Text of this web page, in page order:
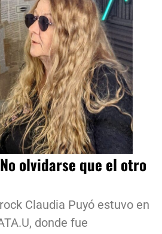
olvidarse que el otro
Claudia Puyó estuvo en
donde fue